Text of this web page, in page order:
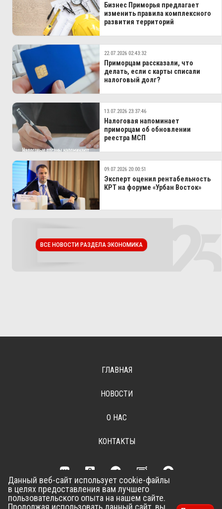
Бизнес Приморья предлагает
изменить правила комплексного
развития территорий
22.07.2026 02:43:32
Приморцам рассказали, что
делать, если с карты списали
налоговый долг?
13.07.2026 23:37:46
Налоговая напоминает
приморцам об обновлении
реестра МСП
09.07.2026 20:00:51
Эксперт оценил рентабельность
КРТ на форуме «Урбан Восток»
ВСЕ НОВОСТИ РАЗДЕЛА ЭКОНОМИКА
ГЛАВНАЯ
НОВОСТИ
О НАС
КОНТАКТЫ
Разработка сайта –Vladweb
Данный веб-сайт использует cookie-файлы
в целях предоставления вам лучшего
пользовательского опыта на нашем сайте.
Продолжая использовать данный сайт, вы